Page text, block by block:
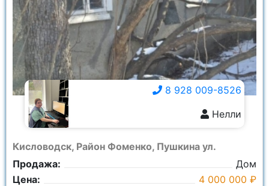
Город: Ничего не выбрано
Сотки:
Кисловодск, Район Фоменко, Пушкина ул.
Продажа:
Дом
Цена:
4 000 000 ₽
8 928 009-8526
Нелли